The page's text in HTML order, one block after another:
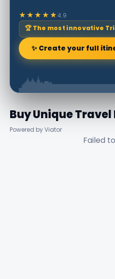
★★★★★4.9
🏆 The most innovative
✨ Create your full
Buy Unique
Powered by Viator
Failed